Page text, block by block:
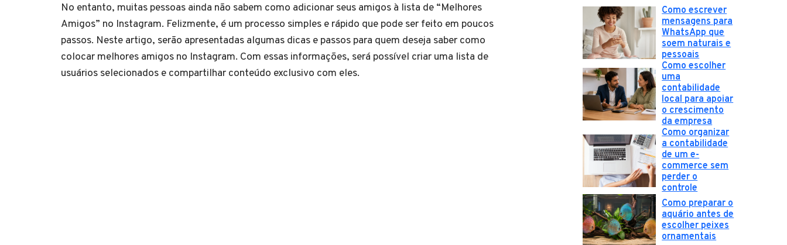
No entanto, muitas pessoas ainda não sabem como adicionar seus amigos à lista de “Melhores
Amigos” no Instagram. Felizmente, é um processo simples e rápido que pode ser feito em poucos
passos. Neste artigo, serão apresentadas algumas dicas e passos para quem deseja saber como
colocar melhores amigos no Instagram. Com essas informações, será possível criar uma lista de
usuários selecionados e compartilhar conteúdo exclusivo com eles.
Como escrever
mensagens para
WhatsApp que
soem naturais e
pessoais
Como escolher
uma
contabilidade
local para apoiar
o crescimento
da empresa
Como organizar
a contabilidade
de um e-
commerce sem
perder o
controle
Como preparar o
aquário antes de
escolher peixes
ornamentais